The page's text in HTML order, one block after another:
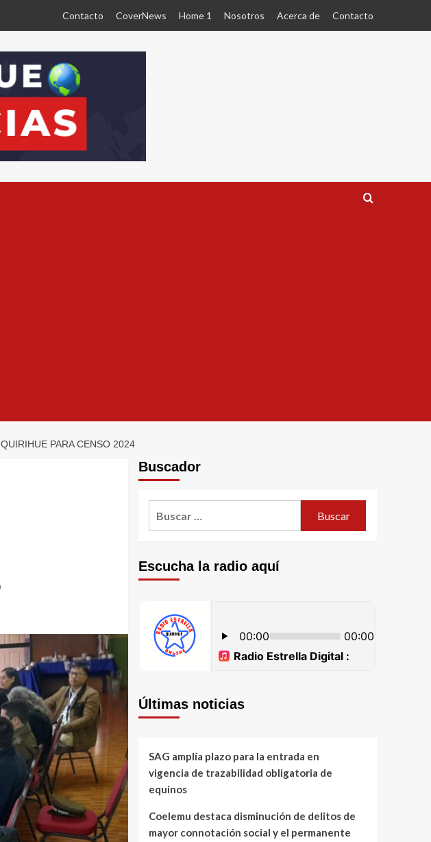
Contacto CoverNews Home 1 Nosotros Acerca de Contacto
PARA CENSO 2024
Buscador
Escucha la radio aquí
Últimas noticias
SAG amplía plazo para la entrada en
vigencia de trazabilidad obligatoria de
equinos
Coelemu destaca disminución de delitos de
mayor connotación social y el permanente